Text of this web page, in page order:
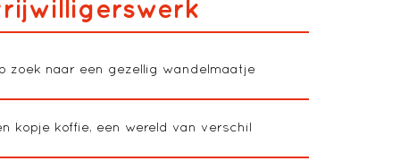
zoek naar een gezellig wandelmaatje
kopje koffie, een wereld van verschil